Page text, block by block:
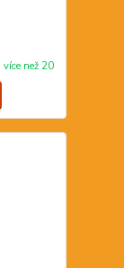
více než 20